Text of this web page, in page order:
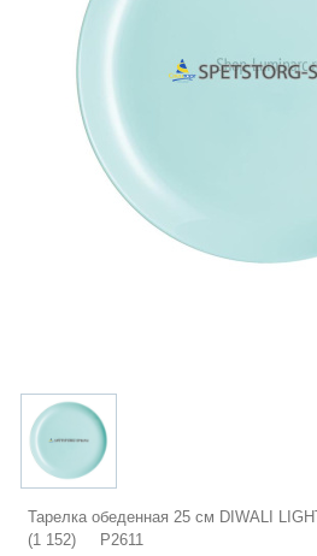
Тарелка обеденная 25 см DIWALI
(1 152) P2611